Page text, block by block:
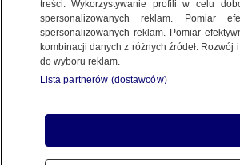
Artur Warcholiński
20.11.2025, 13:11
Posłuchaj artykułu
treści. Wykorzystywanie profili w celu
spersonalizowanych reklam. Pomiar
spersonalizowanych reklam. Pomiar
kombinacji danych z różnych źródeł.
do wyboru reklam.
Lista partnerów (dostawców)